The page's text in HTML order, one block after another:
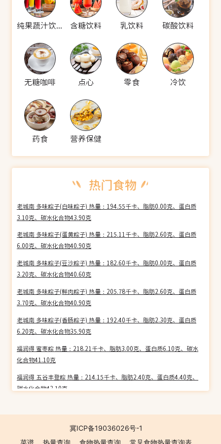
纯果蔬汁饮料 含糖饮料 乳饮料 碳酸饮料
无糖咖啡 点心 零食 冷饮
药食 营养保健
老城南 多味粽子(白味粽子) 热量：194.55千卡、脂肪0.00克、蛋白质
3.10克、碳水化合物43.90克
老城南 多味粽子(蛋黄粽子) 热量：215.11千卡、脂肪2.60克、蛋白质
6.00克、碳水化合物40.90克
老城南 多味粽子(豆沙粽子) 热量：182.60千卡、脂肪0.00克、蛋白质
3.20克、碳水化合物40.60克
老城南 多味粽子(鲜肉粽子) 热量：205.78千卡、脂肪2.60克、蛋白质
3.70克、碳水化合物40.90克
老城南 多味粽子(香肠粽子) 热量：192.40千卡、脂肪2.30克、蛋白质
6.20克、碳水化合物35.90克
福润得 蜜枣粽 热量：218.21千卡、脂肪3.00克、蛋白质6.10克、碳水
化合物41.10克
福润得 五谷丰登粽 热量：214.15千卡、脂肪2.40克、蛋白质4.40克、
碳水化合物43.10克
化合物42.20克
福润得 咸蛋黄肉粽 热量：205.54千卡、脂肪4.40克、蛋白质5.60克、
冀ICP备19036026号-1